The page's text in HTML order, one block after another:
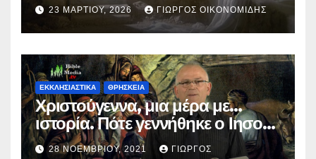
23 ΜΑΡΤΊΟΥ, 2026 ΓΙΏΡΓΟΣ ΟΙΚΟΝΟΜΊΔΗΣ
ΕΚΚΛΗΣΙΑΣΤΙΚΑ ΘΡΗΣΚΕΙΑ
Χριστούγεννα, μια μέρα με…
ιστορία. Πότε γεννήθηκε ο Ιησούς
Χριστός; (Βίντεο).
28 ΝΟΕΜΒΡΊΟΥ, 2021 ΓΙΏΡΓΟΣ